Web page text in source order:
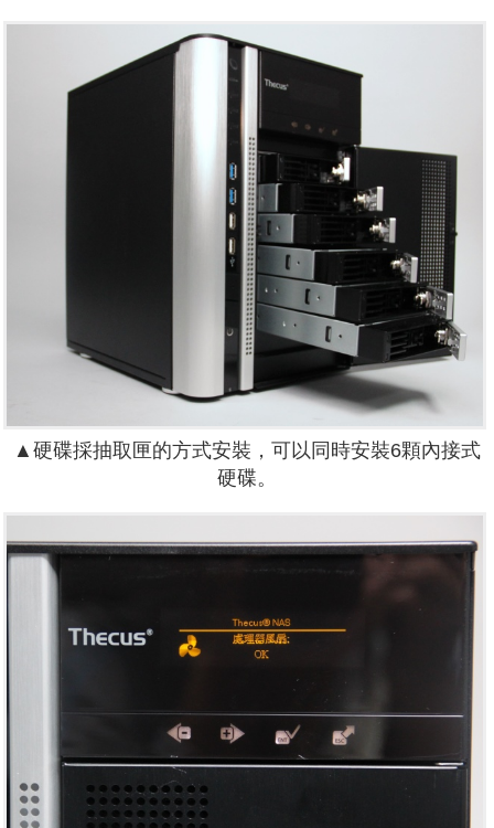
▲硬碟採抽取匣的方式安裝，可以同時安裝6顆內接式
硬碟。